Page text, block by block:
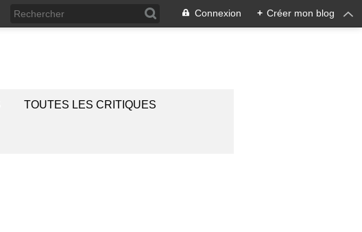
Connexion + Créer mon blog
TOUTES LES CRITIQUES